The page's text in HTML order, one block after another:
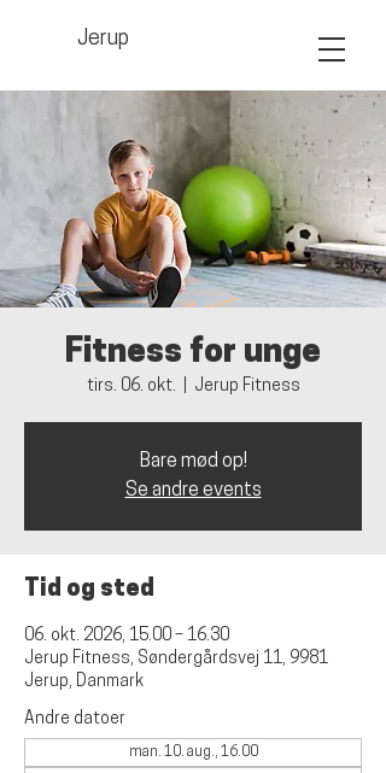
Jerup
Fitness for unge
tirs. 06. okt. Jerup Fitness
Bare mød op!
Se andre events
Tid og sted
06. okt. 2026, 15.00 – 16.30
Jerup Fitness, Søndergårdsvej 11, 9981
Jerup, Danmark
Andre datoer
man. 10. aug., 16.00